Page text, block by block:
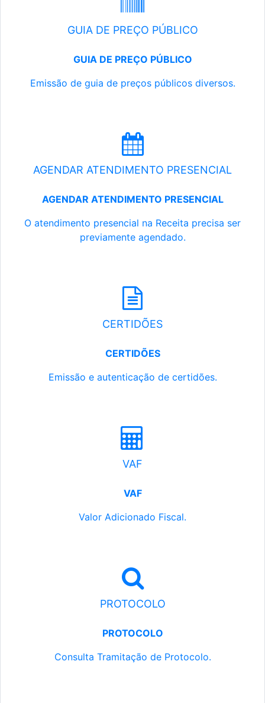
GUIA DE PREÇO PÚBLICO
GUIA DE PREÇO PÚBLICO
Emissão de guia de preços públicos diversos.
AGENDAR ATENDIMENTO PRESENCIAL
AGENDAR ATENDIMENTO PRESENCIAL
O atendimento presencial na Receita precisa ser
previamente agendado.
CERTIDÕES
CERTIDÕES
Emissão e autenticação de certidões.
VAF
VAF
Valor Adicionado Fiscal.
PROTOCOLO
PROTOCOLO
Consulta Tramitação de Protocolo.